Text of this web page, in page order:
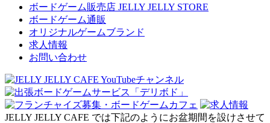
ボードゲーム販売店 JELLY JELLY STORE
ボードゲーム通販
オリジナルゲームブランド
求人情報
お問い合わせ
JELLY JELLY CAFE では下記のようにお盆期間を設けさせて